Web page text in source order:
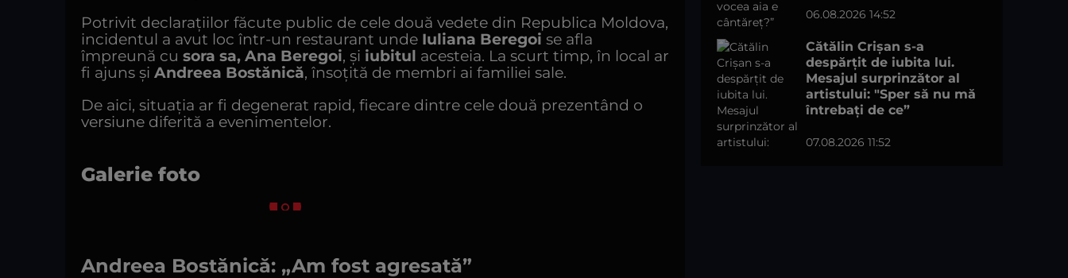
Potrivit declarațiilor făcute public de cele două vedete din Republica Moldova,
incidentul a avut loc într-un restaurant unde Iuliana Beregoi se afla
împreună cu sora sa, Ana Beregoi, și iubitul acesteia. La scurt timp, în local ar
fi ajuns și Andreea Bostănică, însoțită de membri ai familiei sale.
De aici, situația ar fi degenerat rapid, fiecare dintre cele două prezentând o
versiune diferită a evenimentelor.
Galerie foto
Andreea Bostănică: „Am fost agresată”
06.08.2026 14:52
Cătălin Crișan s-a
despărțit de iubita lui.
Mesajul surprinzător al
artistului: "Sper să nu mă
întrebați de ce”
07.08.2026 11:52